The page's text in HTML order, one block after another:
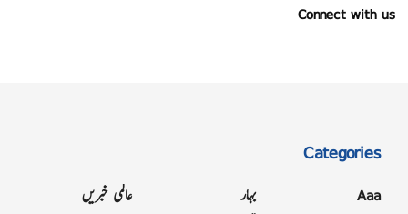
Connect with us
Categories
Aaa
بہار
عالمی خبریں